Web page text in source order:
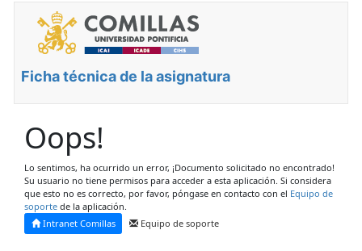
Ficha técnica de la asignatura
Oops!
Lo sentimos, ha ocurrido un error, ¡Documento solicitado no encontrado!
Su usuario no tiene permisos para acceder a esta aplicación. Si considera
que esto no es correcto, por favor, póngase en contacto con el Equipo de
soporte de la aplicación.
Intranet Comillas
Equipo de soporte